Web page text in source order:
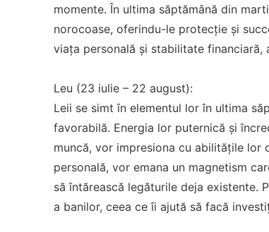
momente. În ultima săptămână din
norocoase, oferindu-le protecție și
viața personală și stabilitate financiară,
Leu (23 iulie – 22 august):
Leii se simt în elementul lor în ultima
favorabilă. Energia lor puternică și
muncă, vor impresiona cu abilitățile
personală, vor emana un magnetism
să întărească legăturile deja existente.
a banilor, ceea ce îi ajută să facă